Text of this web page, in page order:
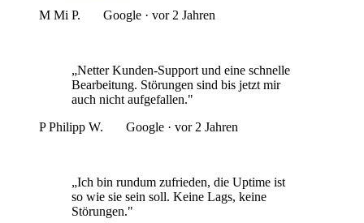
M Mi P. Google · vor 2 Jahren
„Netter Kunden-Support und eine schnelle
Bearbeitung. Störungen sind bis jetzt mir
auch nicht aufgefallen."
P Philipp W. Google · vor 2 Jahren
„Ich bin rundum zufrieden, die Uptime ist
so wie sie sein soll. Keine Lags, keine
Störungen."